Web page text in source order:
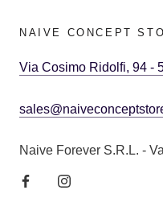
NAIVE CONCEPT
Via Cosimo Ridolfi, 94 -
Naive Forever S.R.L. -